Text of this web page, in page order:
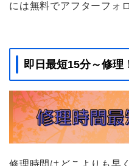
には無料でアフターフォ
即日最短15分～修理
修理時間はどこよりも早